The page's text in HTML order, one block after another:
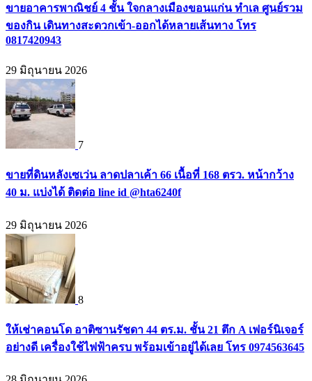
ขายอาคารพาณิชย์ 4 ชั้น ใจกลางเมืองขอนแก่น ทำเล ศูนย์รวม
ของกิน เดินทางสะดวกเข้า-ออกได้หลายเส้นทาง โทร
0817420943
29 มิถุนายน 2026
7
ขายที่ดินหลังเซเว่น ลาดปลาเค้า 66 เนื้อที่ 168 ตรว. หน้ากว้าง
40 ม. แบ่งได้ ติดต่อ line id @hta6240f
29 มิถุนายน 2026
8
ให้เช่าคอนโด อาติซานรัชดา 44 ตร.ม. ชั้น 21 ตึก A เฟอร์นิเจอร์
อย่างดี เครื่องใช้ไฟฟ้าครบ พร้อมเข้าอยู่ได้เลย โทร 0974563645